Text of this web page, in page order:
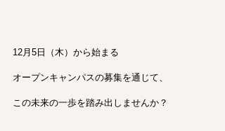
12月5日（木）から始まる
オープンキャンパスの募集を通じて、
この未来の一歩を踏み出しませんか？